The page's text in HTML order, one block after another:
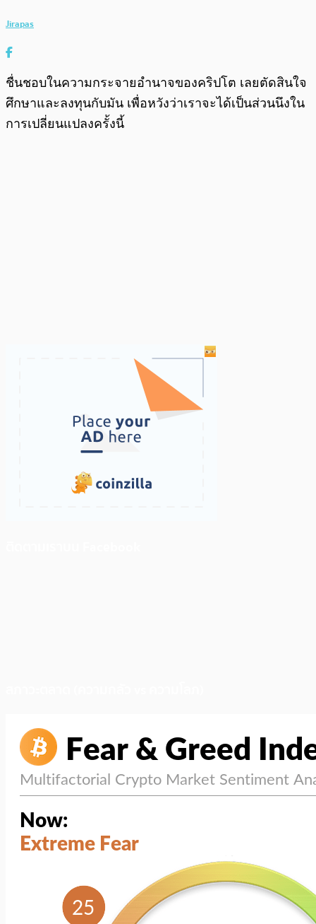
Jirapas
ชื่นชอบในความกระจายอำนาจของคริปโต เลยตัดสินใจ
ศึกษาและลงทุนกับมัน เพื่อหวังว่าเราจะได้เป็นส่วนนึงใน
การเปลี่ยนแปลงครั้งนี้